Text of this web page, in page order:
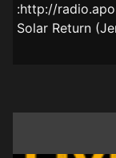
:http://
Solar Return